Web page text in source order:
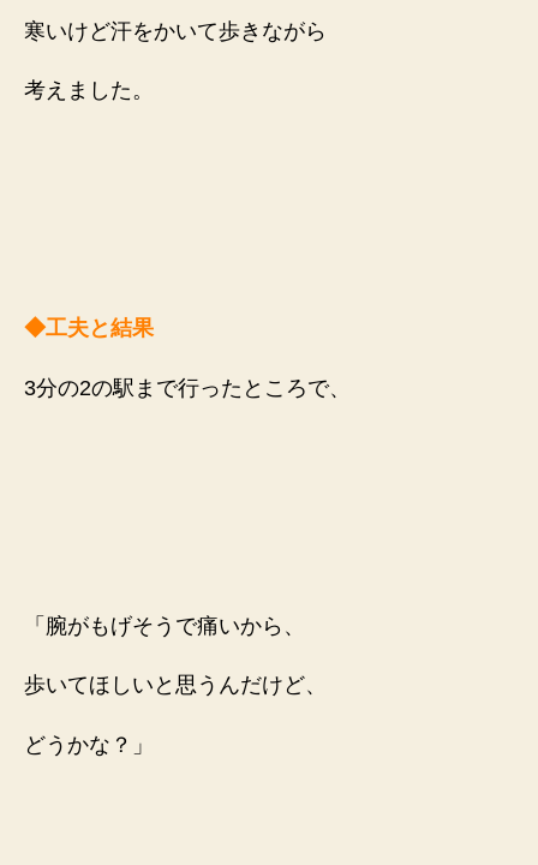
寒いけど汗をかいて歩きながら
考えました。
◆工夫と結果
3分の2の駅まで行ったところで、
「腕がもげそうで痛いから、
歩いてほしいと思うんだけど、
どうかな？」